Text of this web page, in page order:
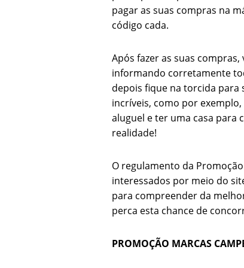
pagar as suas compras na
código cada.
Após fazer as suas
informando corretamente
depois fique na torcida para
incríveis, como por
aluguel e ter uma casa para
realidade!
O regulamento da
interessados por meio do
para compreender da
perca esta chance de
PROMOÇÃO MARCAS